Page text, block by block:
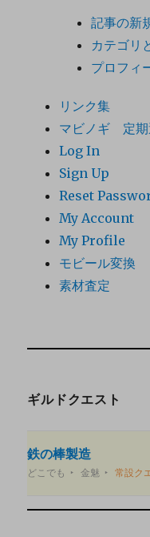
記事の新
カテゴリ
プロフィ
リンク集
マビノギ 定
Log In
Sign Up
Reset
My Account
My Profile
モビール変換
素材査定
ギルドクエスト
鉄の棒製造
どこでも 金魅 常設ク